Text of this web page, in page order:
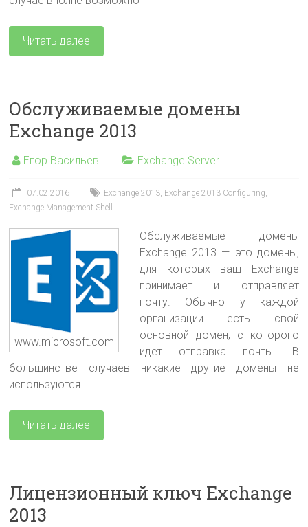
Читать далее
Обслуживаемые домены
Exchange 2013
Егор Васильев Exchange Server
07.02.2016 Exchange 2013, Exchange 2013 Configuring,
Exchange Management Shell
www.microsoft.com
Обслуживаемые домены
Exchange 2013 — это домены,
для которых ваш Exchange
принимает и отправляет
почту. Обычно у каждой
организации есть свой
основной домен, с которого
идет отправка почты. В
большинстве случаев никакие другие домены не
используются
Читать далее
Лицензионный ключ Exchange
2013